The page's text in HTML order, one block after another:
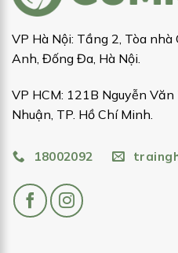
VP Hà Nội: Tầng 2, Tòa
Anh, Đống Đa, Hà Nội.
VP HCM: 121B Nguyễn Văn
Nhuận, TP. Hồ Chí Minh.
18002092